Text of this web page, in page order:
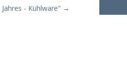
- Kühlware" →